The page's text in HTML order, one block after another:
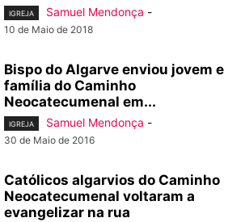
IGREJA Samuel Mendonça -
10 de Maio de 2018
Bispo do Algarve enviou jovem e
família do Caminho
Neocatecumenal em...
IGREJA Samuel Mendonça -
30 de Maio de 2016
Católicos algarvios do Caminho
Neocatecumenal voltaram a
evangelizar na rua